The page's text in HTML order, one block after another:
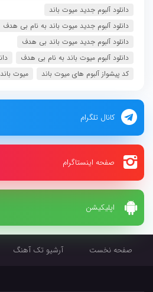
اپلیکیشن
دانلود آلبوم جدید میوت باند
دانلود آلبوم جدید میوت باند به نام بی هدف
دانلود آلبوم جدید میوت باند بی هدف
دانلود آلبوم میوت باند به نام بی هدف
کد پیشواز آلبوم های میوت باند
میوت باند
کانال تلگرام
صفحه اینستاگرام
صفحه نخست آرشیو تک آهنگ